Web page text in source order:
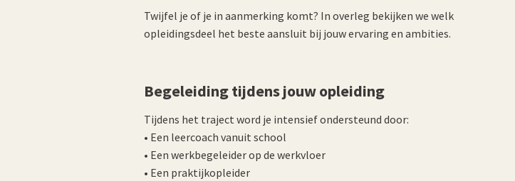
Twijfel je of je in aanmerking komt? In overleg bekijken we welk
opleidingsdeel het beste aansluit bij jouw ervaring en ambities.
Begeleiding tijdens jouw opleiding
Tijdens het traject word je intensief ondersteund door:
• Een leercoach vanuit school
• Een werkbegeleider op de werkvloer
• Een praktijkopleider